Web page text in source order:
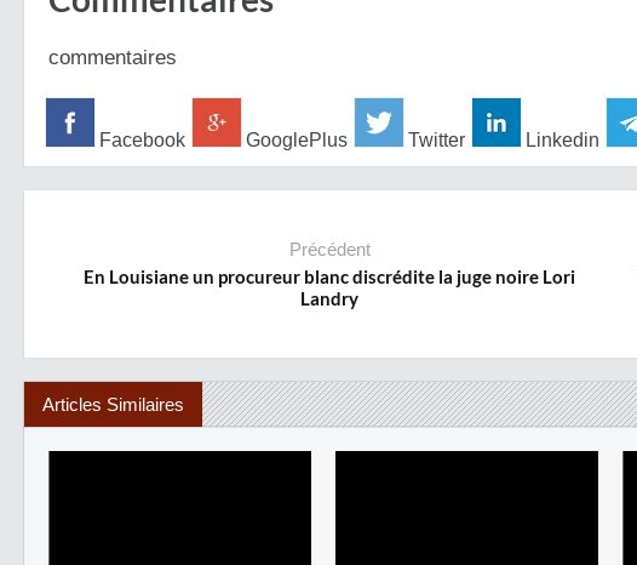
commentaires
Facebook GooglePlus Twitter Linkedin
Précédent
En Louisiane un procureur blanc discrédite la juge noire Lori
Landry
Articles Similaires